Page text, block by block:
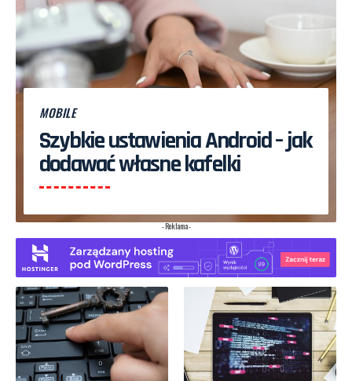
MOBILE
Szybkie ustawienia Android – jak
dodawać własne kafelki
- Reklama -